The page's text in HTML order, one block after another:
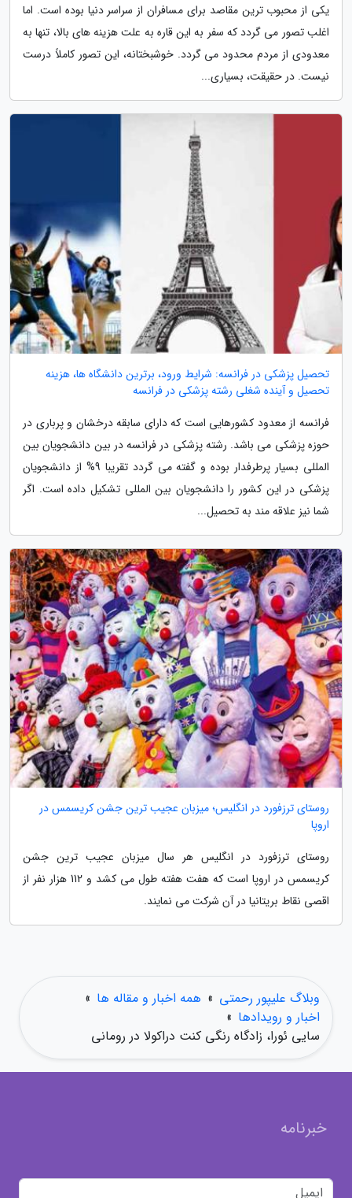
یکی از محبوب ترین مقاصد برای مسافران از سراسر دنیا بوده است. اما
اغلب تصور می گردد که سفر به این قاره به علت هزینه های بالا، تنها به
معدودی از مردم محدود می گردد. خوشبختانه، این تصور کاملاً درست
نیست. در حقیقت، بسیاری...
تحصیل پزشکی در فرانسه: شرایط ورود، برترین دانشگاه ها، هزینه
تحصیل و آینده شغلی رشته پزشکی در فرانسه
فرانسه از معدود کشورهایی است که دارای سابقه درخشان و پرباری در
حوزه پزشکی می باشد. رشته پزشکی در فرانسه در بین دانشجویان بین
المللی بسیار پرطرفدار بوده و گفته می گردد تقریبا 9% از دانشجویان
پزشکی در این کشور را دانشجویان بین المللی تشکیل داده است. اگر
شما نیز علاقه مند به تحصیل...
روستای ترزفورد در انگلیس؛ میزبان عجیب ترین جشن کریسمس در
اروپا
روستای ترزفورد در انگلیس هر سال میزبان عجیب ترین جشن
کریسمس در اروپا است که هفت هفته طول می کشد و 112 هزار نفر از
اقصی نقاط بریتانیا در آن شرکت می نمایند.
وبلاگ علیپور رحمتی » همه اخبار و مقاله ها »
اخبار و رویدادها »
سایی ئورا، زادگاه رنگی کنت دراکولا در رومانی
خبرنامه